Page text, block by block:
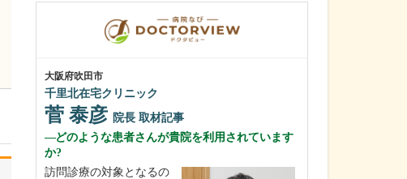
大阪府吹田市
千里北在宅クリニック
菅 泰彦 院長 取材記事
どのような患者さんが貴院を利用されています
か?
訪問診療の対象となるの